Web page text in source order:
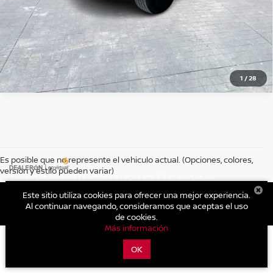
1 /28
Es posible que no represente el vehiculo actual. (Opciones, colores,
version y estilo pueden variar)
| Nissan de los Altos|Carretera a Lagos km. 2,
Aviso de Privacidad|Mapa del sitio
Este sitio utiliza cookies para ofrecer una mejor experiencia.
Al continuar navegando, consideramos que aceptas el uso
de cookies.
Más información
OK